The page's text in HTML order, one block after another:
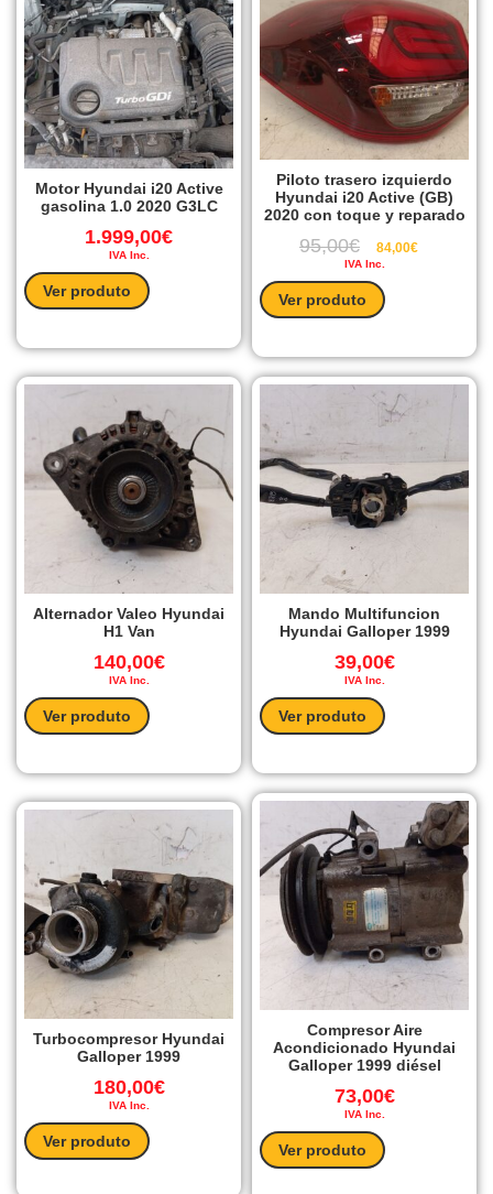
Motor Hyundai i20 Active
gasolina 1.0 2020 G3LC
1.999,00€
IVA Inc.
Ver produto
Piloto trasero izquierdo
Hyundai i20 Active (GB)
2020 con toque y reparado
95,00€ 84,00€
IVA Inc.
Ver produto
Alternador Valeo Hyundai
H1 Van
140,00€
IVA Inc.
Ver produto
Mando Multifuncion
Hyundai Galloper 1999
39,00€
IVA Inc.
Ver produto
Turbocompresor Hyundai
Galloper 1999
180,00€
IVA Inc.
Ver produto
Compresor Aire
Acondicionado Hyundai
Galloper 1999 diésel
73,00€
IVA Inc.
Ver produto